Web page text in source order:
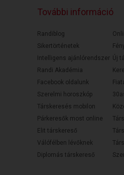
További információ
Randiblog
Sikertörténetek
Intelligens ajánlórendszer
Randi Akadémia
Facebook oldalunk
Szerelmi horoszkóp
Társkeresés mobilon
Párkeresők most online
Elit társkereső
Válófélben lévőknek
Diplomás társkereső
Új